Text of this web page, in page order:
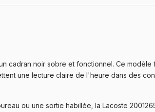
cadran noir sobre et fonctionnel. Ce modèle
une lecture claire de l'heure dans des
ou une sortie habillée, la Lacoste